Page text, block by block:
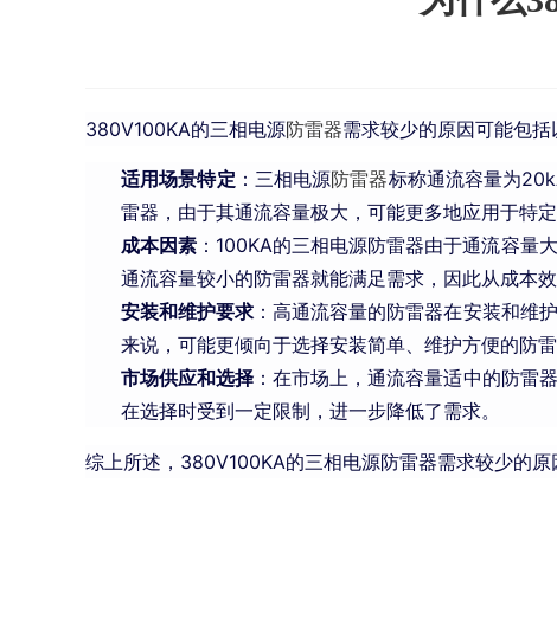
380V100KA的三相电源防雷器需求较少的原因可能包括
适用场景特定 ：三相电源防雷器标称通流容量为
雷器，由于其通流容量极大，可能更多地应用于特
成本因素 ：100KA的三相电源防雷器由于通流容量
通流容量较小的防雷器就能满足需求，因此从成本
安装和维护要求：高通流容量的防雷器在安装和维
来说，可能更倾向于选择安装简单、维护方便的防雷
市场供应和选择 ：在市场上，通流容量适中的防雷
在选择时受到一定限制，进一步降低了需求。
综上所述，380V100KA的三相电源防雷器需求较少的